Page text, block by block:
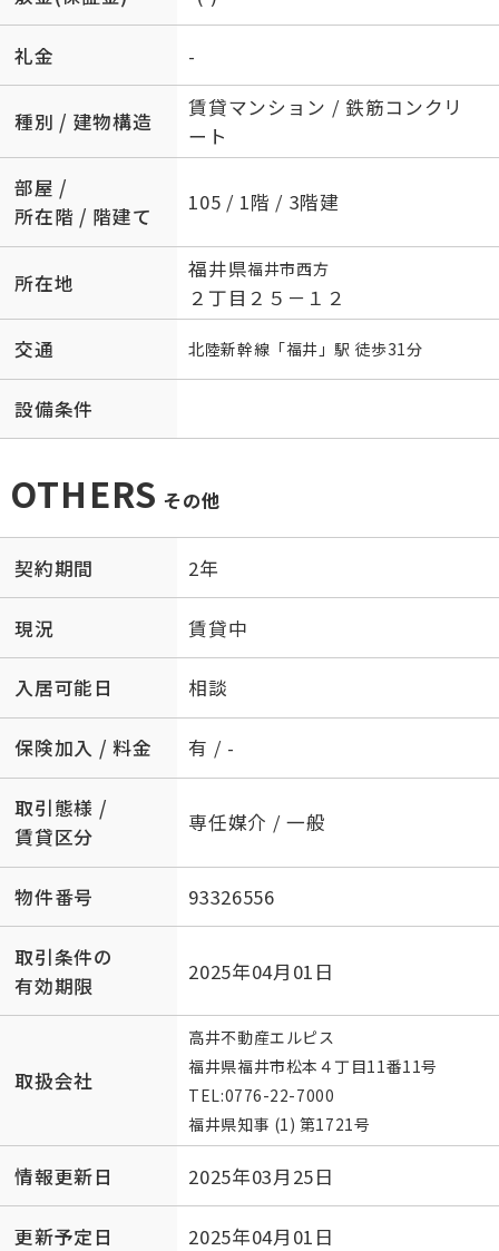
礼金 -
種別 / 建物構造
賃貸マンション / 鉄筋コンクリ
ート
部屋 /
所在階 / 階建て
105 / 1階 / 3階建
所在地
福井県福井市西方
２丁目２５－１２
交通
北陸新幹線 「福井 」駅 徒歩31分
設備条件
OTHERS その他
契約期間 2年
現況 賃貸中
入居可能日 相談
保険加入 / 料金 有 / -
取引態様 /
賃貸区分
専任媒介 / 一般
物件番号 93326556
取引条件の
有効期限
2025年04月01日
取扱会社
高井不動産エルピス
福井県福井市松本４丁目11番11号
TEL:0776-22-7000
福井県知事 (1) 第1721号
情報更新日 2025年03月25日
更新予定日 2025年04月01日